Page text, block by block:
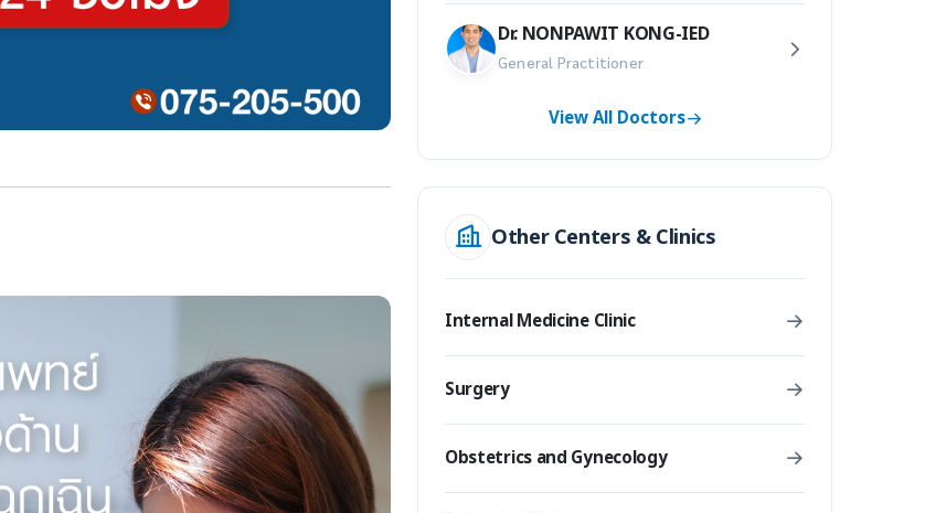
Dr. NONPAWIT KONG-IED
General Practitioner
View All Doctors
Other Centers & Clinics
Internal Medicine Clinic
Surgery
Obstetrics and Gynecology